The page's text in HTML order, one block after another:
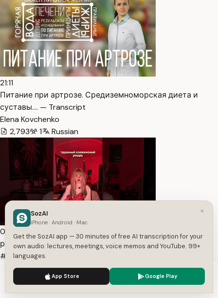
21:11
Питание при артрозе. Средиземноморская диета и
суставы.… — Transcript
Elena Kovchenko
2,793
1 Russian
0:51
романтизированный вампир vs славянский упырь
#вампир #в… — Transcript
Полина Стражникова
101
Russian
We use cookies to enhance your experience.
×
SozAI
iPhone · Android · Mac
Get the SozAI app — 30 minutes of free AI transcription for your
own audio: lectures, meetings, voice memos and YouTube. 99+
languages.
App Store Google Play